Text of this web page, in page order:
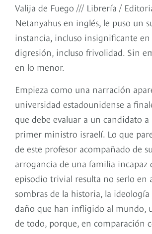
Valija de Fuego /// Librería /
Netanyahus en inglés, le puso
instancia, incluso insignificante
digresión, incluso frivolidad. Sin
en lo menor.
Empieza como una narración
universidad estadounidense a
que debe evaluar a un candidato
primer ministro israelí. Lo que
de este profesor acompañado de
arrogancia de una familia incapaz
episodio trivial resulta no serlo en
sombras de la historia, la
daño que han infligido al mundo,
de todo, porque, en comparación